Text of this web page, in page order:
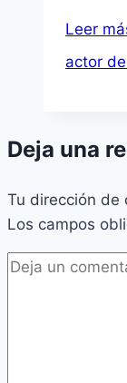
Leer
actor
Deja una
Tu dirección de
Los campos